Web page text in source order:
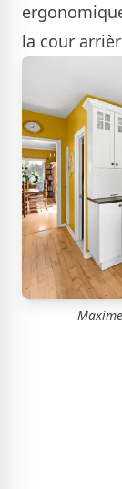
la cour